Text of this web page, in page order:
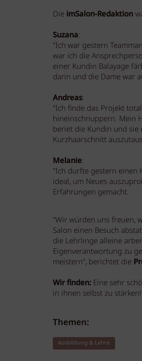
Die imSalon-Redaktion
Suzana:
"Ich war gestern
war ich die
einer Kundin Balayage
darin und die Dame war
Andreas:
"Ich finde das Projekt
hineinschnuppern. Mein
beriet die Kundin und sie
Kurzhaarschnitt
Melanie:
"Ich durfte gestern einen
ideal, um Neues
Erfahrungen gemacht.
"Wir würden uns freuen,
Salon einen Besuch
die Lehrlinge alleine
Eigenverantwortung zu
meistern", berichtet die
Wir finden:Eine sehr
in ihnen selbst zu stärken!
Themen:
Ausbildung & Lehre